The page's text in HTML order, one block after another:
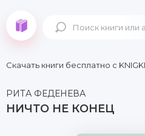
Скачать книги бесплатно c
РИТА ФЕДЕНЕВА
НИЧТО НЕ КОНЕЦ